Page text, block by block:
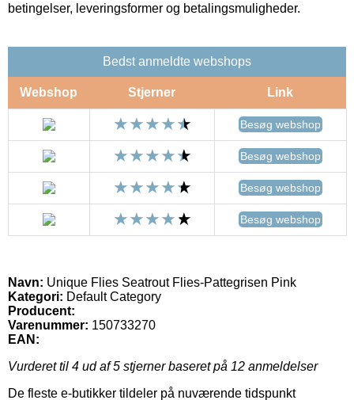
betingelser, leveringsformer og betalingsmuligheder.
Bedst anmeldte webshops
Webshop Stjerner Link
Besøg webshop
Besøg webshop
Besøg webshop
Besøg webshop
Navn: Unique Flies Seatrout Flies-Pattegrisen Pink
Kategori: Default Category
Producent:
Varenummer: 150733270
EAN:
Vurderet til 4 ud af 5 stjerner baseret på 12 anmeldelser
De fleste e-butikker tildeler på nuværende tidspunkt